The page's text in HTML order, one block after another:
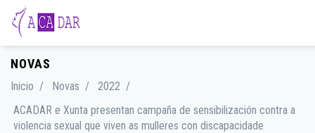
NOVAS
Inicio / Novas / 2022 /
ACADAR e Xunta presentan campaña de sensibilización contra a
violencia sexual que viven as mulleres con discapacidade